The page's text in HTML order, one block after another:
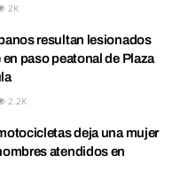
2K
resultan lesionados
paso peatonal de Plaza
2.2K
deja una mujer
atendidos en